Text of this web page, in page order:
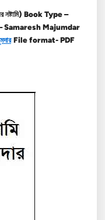
Book Type –
Samaresh Majumdar
File format- PDF